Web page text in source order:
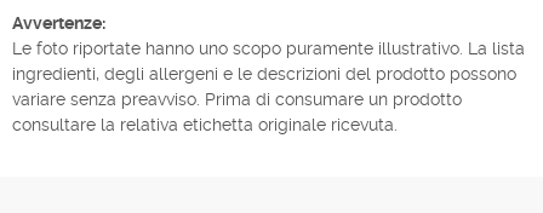
Avvertenze:
Le foto riportate hanno uno scopo puramente illustrativo. La lista
ingredienti, degli allergeni e le descrizioni del prodotto possono
variare senza preavviso. Prima di consumare un prodotto
consultare la relativa etichetta originale ricevuta.